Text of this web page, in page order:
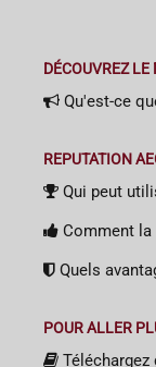
DÉCOUVREZ
Qu'est-ce
REPUTATION
Qui peut
Comment
Quels
POUR ALLER